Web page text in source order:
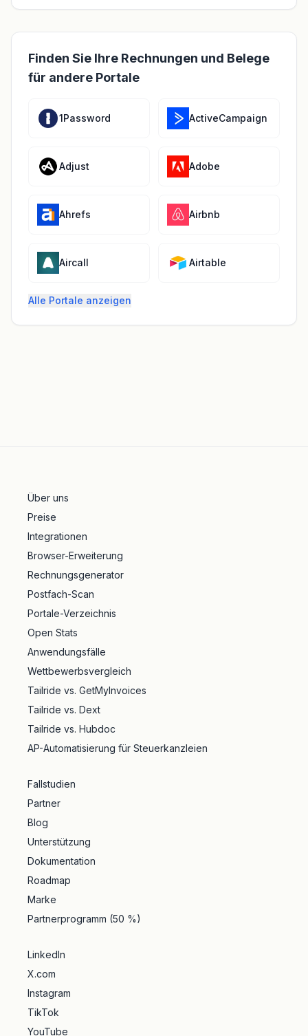
Finden Sie Ihre Rechnungen und Belege
für andere Portale
1Password ActiveCampaign
Adjust Adobe
Ahrefs Airbnb
Aircall Airtable
Alle Portale anzeigen
Über uns
Preise
Integrationen
Browser-Erweiterung
Rechnungsgenerator
Postfach-Scan
Portale-Verzeichnis
Open Stats
Anwendungsfälle
Wettbewerbsvergleich
Tailride vs. GetMyInvoices
Tailride vs. Dext
Tailride vs. Hubdoc
AP-Automatisierung für Steuerkanzleien
Fallstudien
Partner
Blog
Unterstützung
Dokumentation
Roadmap
Marke
Partnerprogramm (50 %)
LinkedIn
X.com
Instagram
TikTok
YouTube